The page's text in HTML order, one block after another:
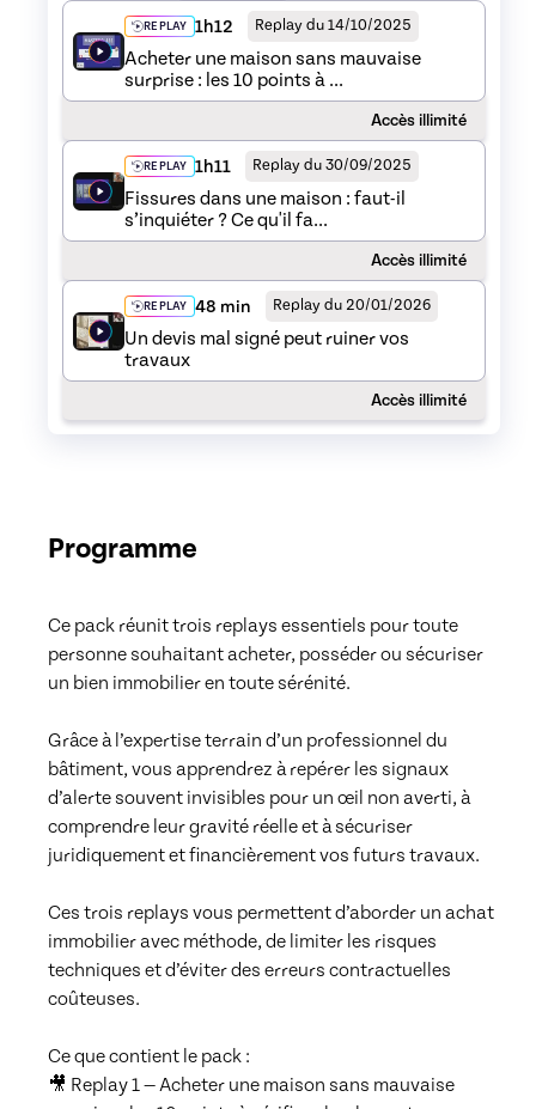
REPLAY 1h12 Replay du 14/10/2025
Acheter une maison sans mauvaise
surprise : les 10 points à ...
Accès illimité
REPLAY 1h11 Replay du 30/09/2025
Fissures dans une maison : faut-il
s’inquiéter ? Ce qu'il fa...
Accès illimité
REPLAY 48 min Replay du 20/01/2026
Un devis mal signé peut ruiner vos
travaux
Accès illimité
Programme
Ce pack réunit trois replays essentiels pour toute
personne souhaitant acheter, posséder ou sécuriser
un bien immobilier en toute sérénité.
Grâce à l’expertise terrain d’un professionnel du
bâtiment, vous apprendrez à repérer les signaux
d’alerte souvent invisibles pour un œil non averti, à
comprendre leur gravité réelle et à sécuriser
juridiquement et financièrement vos futurs travaux.
Ces trois replays vous permettent d’aborder un achat
immobilier avec méthode, de limiter les risques
techniques et d’éviter des erreurs contractuelles
coûteuses.
Ce que contient le pack :
🎥 Replay 1 — Acheter une maison sans mauvaise